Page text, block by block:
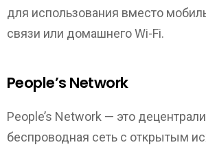
для использования вместо
связи или домашнего Wi-Fi.
People’s Network
People’s Network — это
беспроводная сеть с открытым